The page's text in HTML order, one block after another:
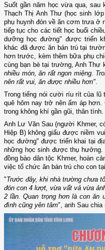
Suốt gần năm học vừa qua, sau
Thạch Thị Anh Thư (học sinh
phụ huynh đón về ăn cơm trưa ở
tiếp tục cho các tiết học buổi
dưỡng học đường" được triển
khác đã được ăn bán trú tại
hơn trước, kèm thêm bữa phụ
cùng bạn bè tại trường, Anh Thư
nhiều món, ăn rất ngon miệng.
nên rất vui, ăn được nhiều hơn"
Trong tiếng nói cười ríu rít của lũ
quê hôm nay trở nên ấm áp
trong không khí gần gũi, thân tình.
Anh Lư Văn Sau (người Khmer,
Hiệp B) không giấu được niềm
học đường" được triển khai tại
những học sinh được thụ hưởng.
đồng bào dân tộc Khmer, hoàn
việc tổ chức ăn bán trú cho con
"Trước đây, khi nhà trường chưa
đón con 4 lượt, vừa vất vả vừa
2 lần. Quan trọng hơn là con ăn
đình cũng yên tâm", anh Sau chia